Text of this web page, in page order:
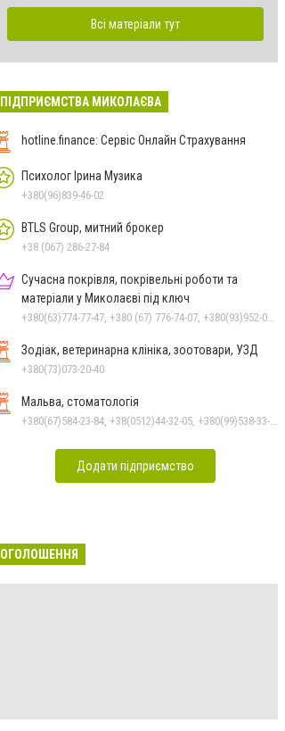
Всі матеріали тут
ПІДПРИЄМСТВА МИКОЛАЄВА
hotline.finance: Сервіс Онлайн Страхування
Психолог Ірина Музика
+380(96)839-46-02
BTLS Group, митний брокер
+38 (067) 286-27-84
Сучасна покрівля, покрівельні роботи та
матеріали у Миколаєві під ключ
Зодіак, ветеринарна клініка, зоотовари, УЗД
+380(73)073-20-40
Мальва, стоматологія
Додати підприємство
ОГОЛОШЕННЯ